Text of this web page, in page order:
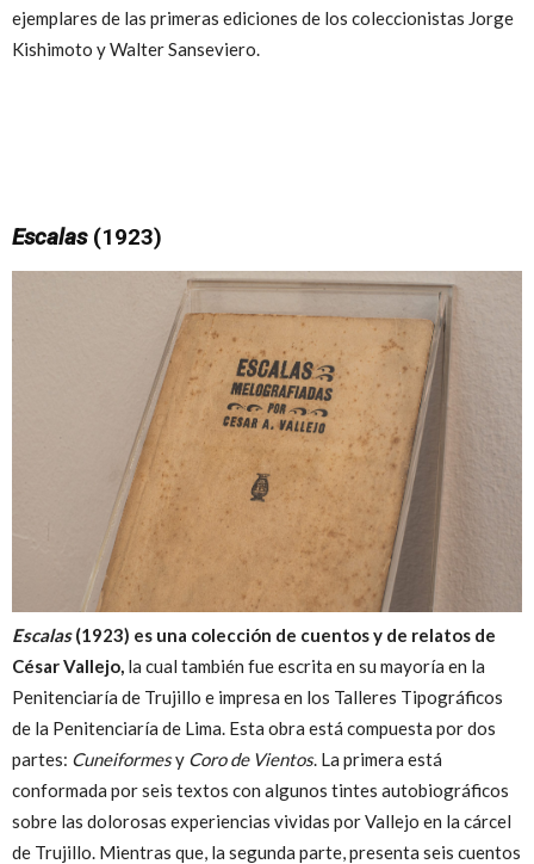
ejemplares de las primeras ediciones de los coleccionistas Jorge
Kishimoto y Walter Sanseviero.
Escalas(1923)
Escalas(1923) es una colección de cuentos y de relatos de
César Vallejo, la cual también fue escrita en su mayoría en la
Penitenciaría de Trujillo e impresa en los Talleres Tipográficos
de la Penitenciaría de Lima. Esta obra está compuesta por dos
partes: Cuneiformesy Coro de Vientos. La primera está
conformada por seis textos con algunos tintes autobiográficos
sobre las dolorosas experiencias vividas por Vallejo en la cárcel
de Trujillo. Mientras que, la segunda parte, presenta seis cuentos